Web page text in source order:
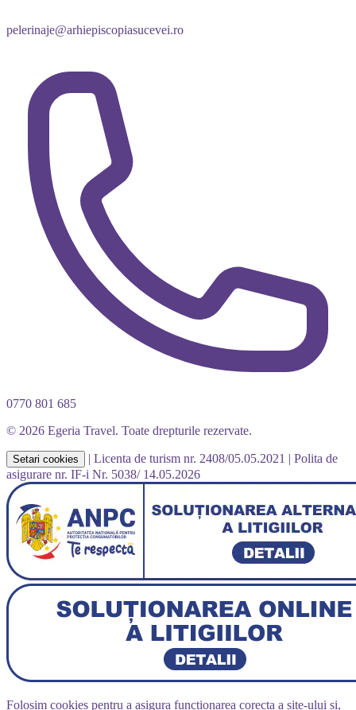
pelerinaje@arhiepiscopiasucevei.ro
0770 801 685
© 2026 Egeria Travel. Toate drepturile rezervate.
Setari cookies | Licenta de turism nr. 2408/05.05.2021 | Polita de
asigurare nr. IF-i Nr. 5038/ 14.05.2026
Folosim cookies pentru a asigura functionarea corecta a site-ului si,